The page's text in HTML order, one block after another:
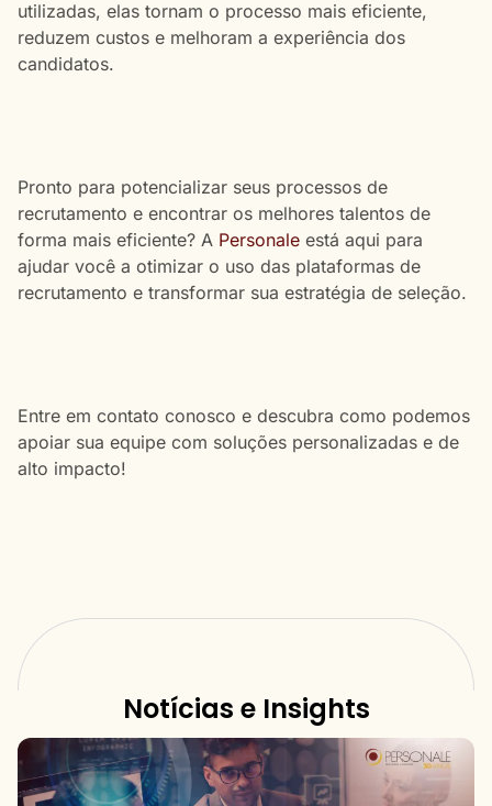
utilizadas, elas tornam o processo mais eficiente,
reduzem custos e melhoram a experiência dos
candidatos.
Pronto para potencializar seus processos de
recrutamento e encontrar os melhores talentos de
forma mais eficiente? A Personale está aqui para
ajudar você a otimizar o uso das plataformas de
recrutamento e transformar sua estratégia de seleção.
Entre em contato conosco e descubra como podemos
apoiar sua equipe com soluções personalizadas e de
alto impacto!
Notícias e Insights